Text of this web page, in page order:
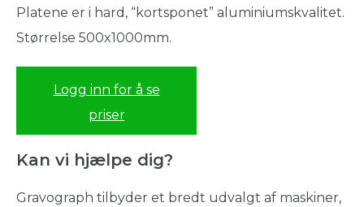
Platene er i hard, “kortsponet” aluminiumskvalitet.
Størrelse 500x1000mm.
Logg inn for å se
priser
Kan vi hjælpe dig?
Gravograph tilbyder et bredt udvalgt af maskiner,